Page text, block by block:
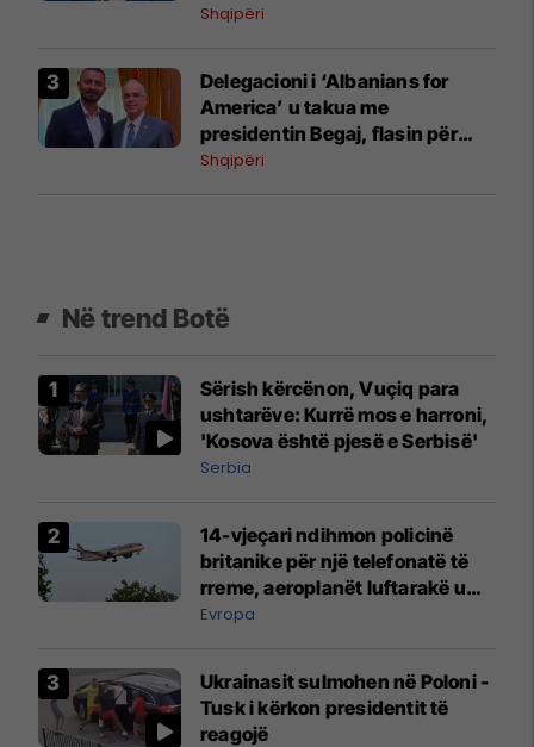
Shqipëri
Delegacioni i ‘Albanians for
America’ u takua me
presidentin Begaj, flasin për
diasporën dhe çështjet me
Shqipëri
Në trend Botë
Sërish kërcënon, Vuçiq para
ushtarëve: Kurrë mos e harroni,
'Kosova është pjesë e Serbisë'
Serbia
14-vjeçari ndihmon policinë
britanike për një telefonatë të
rreme, aeroplanët luftarakë u
ngritën në ajër për të
Mançesterit
Evropa
Ukrainasit sulmohen në Poloni -
Tusk i kërkon presidentit të
reagojë